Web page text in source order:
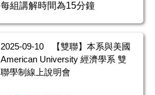
每組講解時間為15分鐘
2025-09-10
【雙聯】本系與美國
American University 經濟學系 雙
聯學制線上說明會